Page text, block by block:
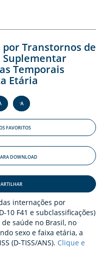
por Transtornos de
Suplementar
Temporais
Etária
-A
FAVORITOS
DOWNLOAD
internações por
10 F41 e subclassificações)
saúde no Brasil, no
sexo e faixa etária, a
(D-TISS/ANS). Clique e